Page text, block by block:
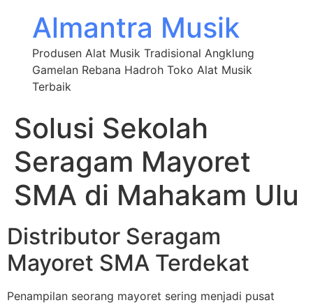
Almantra Musik
Produsen Alat Musik Tradisional Angklung
Gamelan Rebana Hadroh Toko Alat Musik
Terbaik
Solusi Sekolah
Seragam Mayoret
SMA di Mahakam Ulu
Distributor Seragam
Mayoret SMA Terdekat
Penampilan seorang mayoret sering menjadi pusat